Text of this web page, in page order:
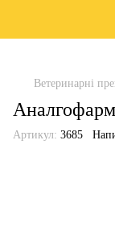
Ветеринарні
Артикул: 3685